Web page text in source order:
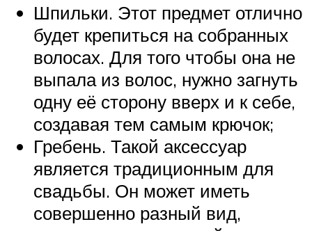
Шпильки. Этот предмет отлично
будет крепиться на собранных
волосах. Для того чтобы она не
выпала из волос, нужно загнуть
одну её сторону вверх и к себе,
создавая тем самым крючок;
Гребень. Такой аксессуар
является традиционным для
свадьбы. Он может иметь
совершенно разный вид,